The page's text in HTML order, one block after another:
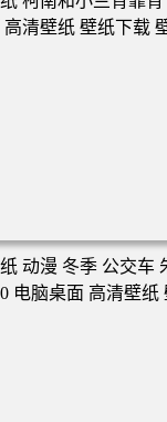
清壁纸 壁纸下载 壁纸
柯南和小兰背靠背 夕
纸 壁纸下载 壁纸大全